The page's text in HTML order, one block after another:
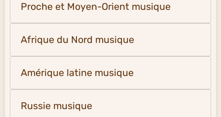
Proche et Moyen-Orient musique
Afrique du Nord musique
Amérique latine musique
Russie musique